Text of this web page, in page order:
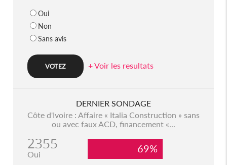
Oui
Non
Sans avis
+ Voir les resultats
DERNIER SONDAGE
Côte d'Ivoire : Affaire « Italia Construction » sans
ou avec faux ACD, financement «...
2355
Oui 69%